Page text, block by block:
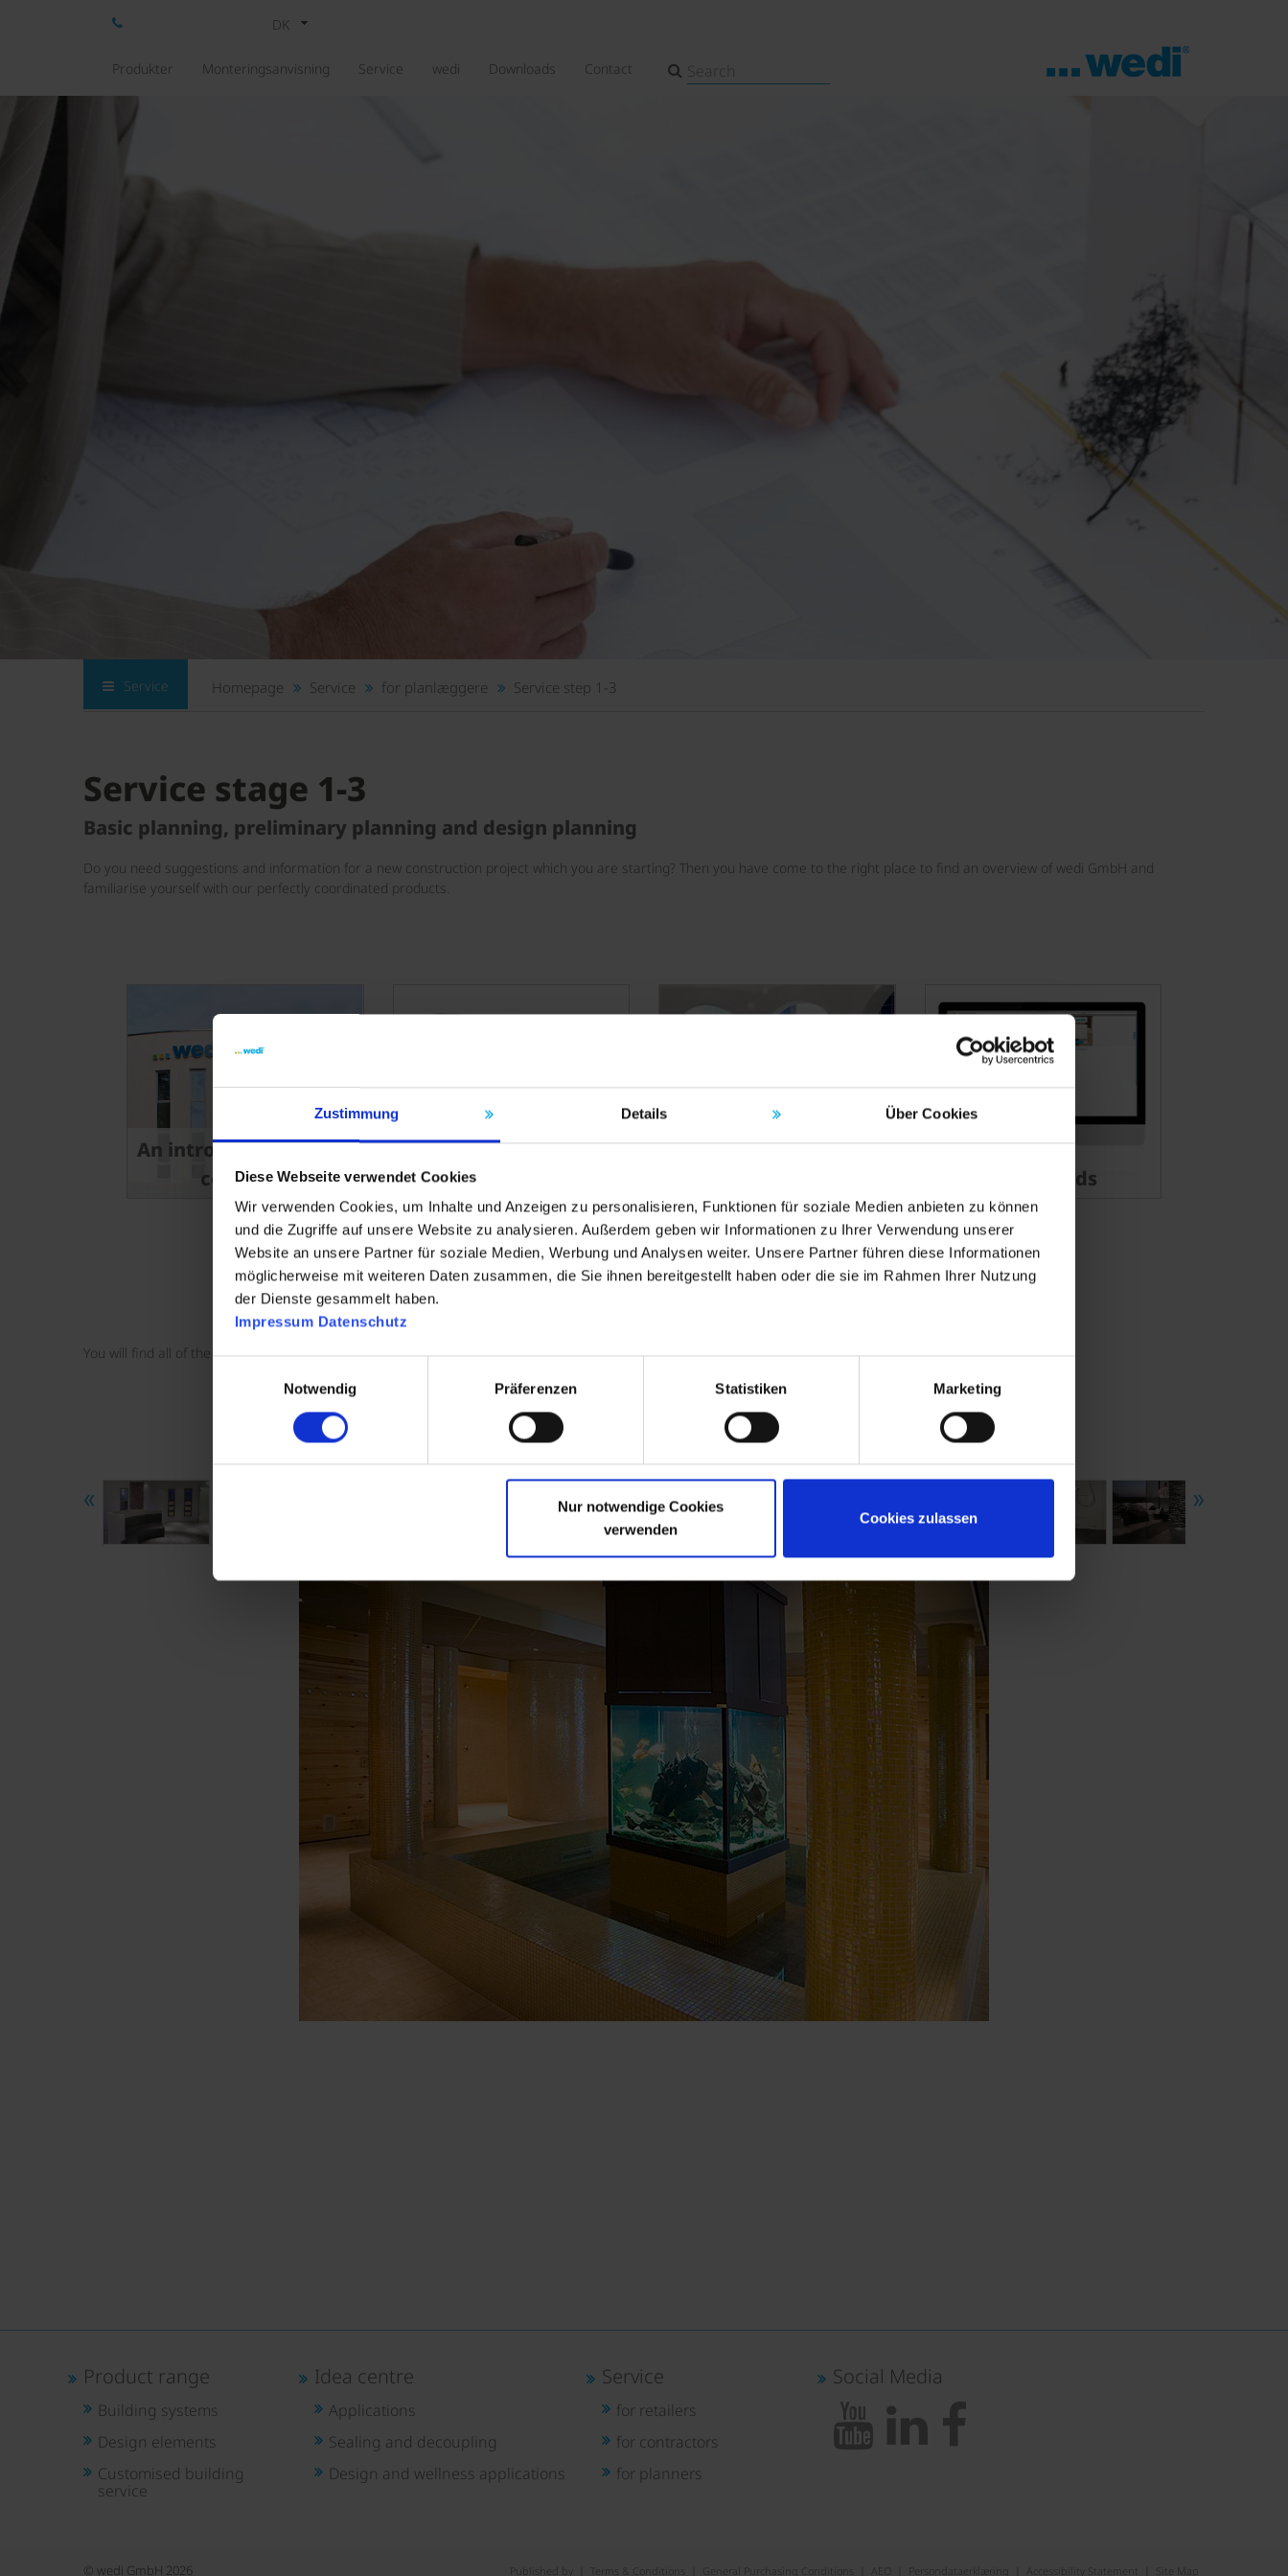
Zustimmung Details Über Cookies
Diese Webseite verwendet Cookies
Wir verwenden Cookies, um Inhalte und Anzeigen zu personalisieren, Funktionen für soziale Medien anbieten zu können
und die Zugriffe auf unsere Website zu analysieren. Außerdem geben wir Informationen zu Ihrer Verwendung unserer
Website an unsere Partner für soziale Medien, Werbung und Analysen weiter. Unsere Partner führen diese Informationen
möglicherweise mit weiteren Daten zusammen, die Sie ihnen bereitgestellt haben oder die sie im Rahmen Ihrer Nutzung
der Dienste gesammelt haben.
Impressum Datenschutz
Notwendig
Präferenzen Statistiken Marketing
Nur notwendige Cookies
verwenden
Cookies zulassen
DK
Produkter Monteringsanvisning Service wedi Downloads Contact
Service Homepage Service for planlæggere Service step 1-3
Service stage 1-3
Basic planning, preliminary planning and design planning
Do you need suggestions and information for a new construction project which you are starting? Then you have come to the right place to find an overview of wedi GmbH and
familiarise yourself with our perfectly coordinated products.
An introduction to the
company
Why choose wedi? Downloads
You will find all of the documents for service stage 1-3in one place here.
Product range
Building systems
Design elements
Customised building
service
Idea centre
Applications
Sealing and decoupling
Design and wellness applications
Service
for retailers
for contractors
for planners
Social Media
Published by Terms & Conditions General Purchasing Conditions AEO Persondataerklæring Accessibility Statement Site Map
© wedi GmbH 2026